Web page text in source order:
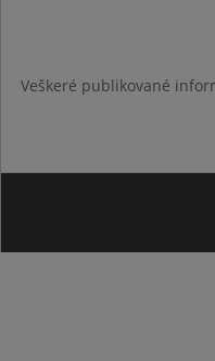
Veškeré publikované